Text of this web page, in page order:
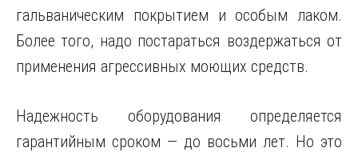
гальваническим покрытием и особым лаком.
Более того, надо постараться воздержаться от
применения агрессивных моющих средств.
Надежность оборудования определяется
гарантийным сроком — до восьми лет. Но это